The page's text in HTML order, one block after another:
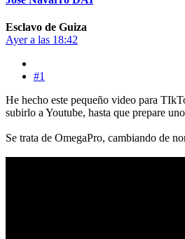
Esclavo de Guiza
Ayer a las 18:42
#1
He hecho este pequeño video para
subirlo a Youtube, hasta que prepare
Se trata de OmegaPro, cambiando de